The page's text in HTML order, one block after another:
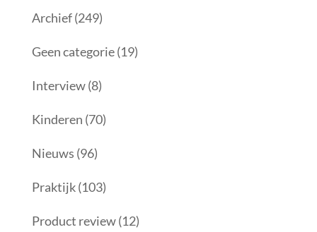
Archief(249)
Geen categorie(19)
Interview(8)
Kinderen (70)
Nieuws (96)
Praktijk(103)
Product review(12)